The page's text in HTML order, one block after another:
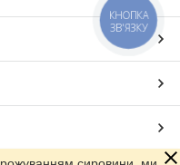
КНОПКА
ЗВ'ЯЗКУ